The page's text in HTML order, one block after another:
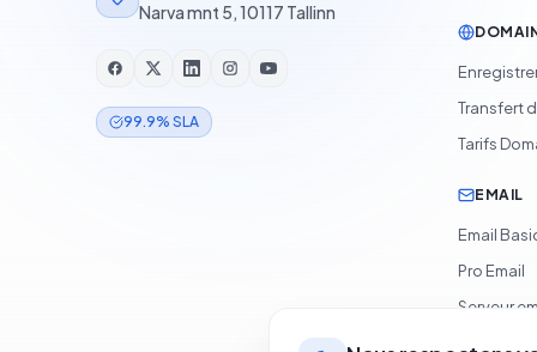
Narva mnt 5, 10117 Tallinn
99.9% SLA
Transfert
Tarifs
EMAIL
Email
Pro Email
Serveur